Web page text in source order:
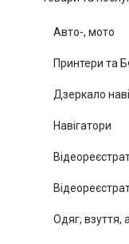
Авто-, мото
Принтери та
Дзеркало
Навігатори
Одяг, взуття,